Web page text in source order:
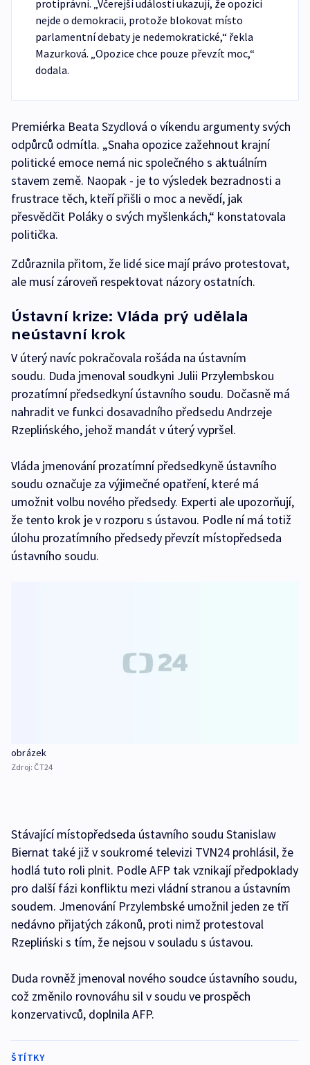
protiprávní. „Včerejší události ukazují, že opozici
nejde o demokracii, protože blokovat místo
parlamentní debaty je nedemokratické,“ řekla
Mazurková. „Opozice chce pouze převzít moc,“
dodala.
Premiérka Beata Szydlová o víkendu argumenty svých
odpůrců odmítla. „Snaha opozice zažehnout krajní
politické emoce nemá nic společného s aktuálním
stavem země. Naopak - je to výsledek bezradnosti a
frustrace těch, kteří přišli o moc a nevědí, jak
přesvědčit Poláky o svých myšlenkách,“ konstatovala
politička.
Zdůraznila přitom, že lidé sice mají právo protestovat,
ale musí zároveň respektovat názory ostatních.
Ústavní krize: Vláda prý udělala
neústavní krok
V úterý navíc pokračovala rošáda na ústavním
soudu. Duda jmenoval soudkyni Julii Przylembskou
prozatímní předsedkyní ústavního soudu. Dočasně má
nahradit ve funkci dosavadního předsedu Andrzeje
Rzeplińského, jehož mandát v úterý vypršel.
Vláda jmenování prozatímní předsedkyně ústavního
soudu označuje za výjimečné opatření, které má
umožnit volbu nového předsedy. Experti ale upozorňují,
že tento krok je v rozporu s ústavou. Podle ní má totiž
úlohu prozatímního předsedy převzít místopředseda
ústavního soudu.
obrázek
Zdroj: ČT24
Stávající místopředseda ústavního soudu Stanislaw
Biernat také již v soukromé televizi TVN24 prohlásil, že
hodlá tuto roli plnit. Podle AFP tak vznikají předpoklady
pro další fázi konfliktu mezi vládní stranou a ústavním
soudem. Jmenování Przylembské umožnil jeden ze tří
nedávno přijatých zákonů, proti nimž protestoval
Rzepliński s tím, že nejsou v souladu s ústavou.
Duda rovněž jmenoval nového soudce ústavního soudu,
což změnilo rovnováhu sil v soudu ve prospěch
konzervativců, doplnila AFP.
ŠTÍTKY